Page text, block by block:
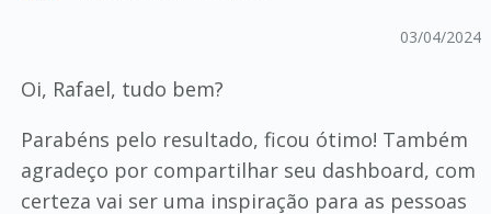
03/04/2024
Oi, Rafael, tudo bem?
Parabéns pelo resultado, ficou ótimo! Também
agradeço por compartilhar seu dashboard, com
certeza vai ser uma inspiração para as pessoas